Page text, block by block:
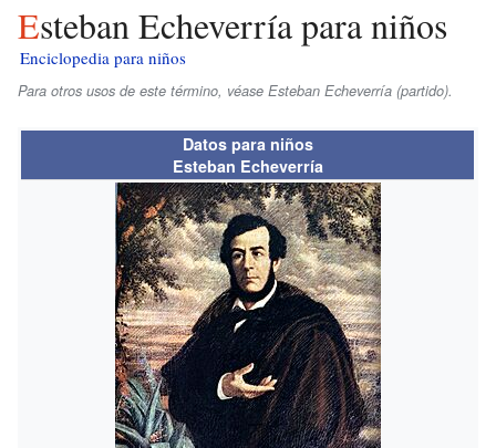
Esteban Echeverría para niños
Enciclopedia para niños
Para otros usos de este término, véase Esteban Echeverría (partido).
Datos para niños
Esteban Echeverría